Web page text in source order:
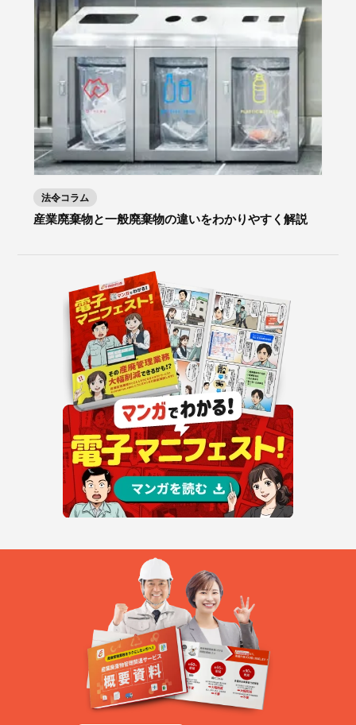
法令コラム
産業廃棄物と一般廃棄物の違いをわかりやすく解説